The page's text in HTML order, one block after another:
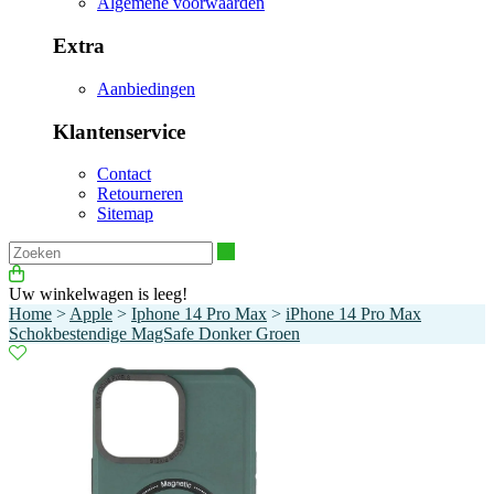
Extra
Aanbiedingen
Klantenservice
Contact
Retourneren
Sitemap
Uw winkelwagen is leeg!
Home > Apple > Iphone 14 Pro Max > iPhone 14 Pro Max
Schokbestendige MagSafe Donker Groen